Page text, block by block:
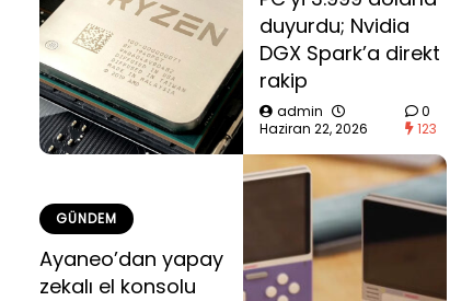
duyurdu; Nvidia
DGX Spark’a direkt
rakip
admin
Haziran 22, 2026
0
123
GÜNDEM
Ayaneo’dan yapay
zekalı el konsolu